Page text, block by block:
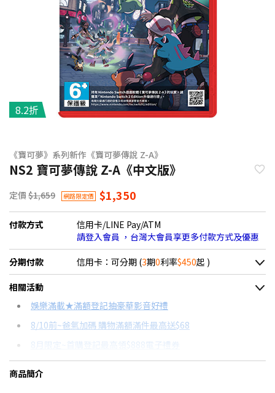
8.2折
《寶可夢》系列新作《寶可夢傳說 Z-A》
NS2 寶可夢傳說 Z-A《中文版》
定價 $1,659 網路限定價 $1,350
付款方式
信用卡/LINE Pay/ATM
請登入會員 ，台灣大會員享更多付款方式及優惠
分期付款 信用卡：可分期 (3期0利率$450起 )
＊實際可分期數、適用利率，請以購物車顯示為主
信用卡分期
分期數 每期金額 配合銀行/業者
相關活動
娛樂滿載★滿額登記抽豪華影音好禮
8/10前~爸氣加碼 購物滿額滿件最高送$68
8月限定~首購登記最高領$888電子禮券
台灣大哥大Open Possible聯名卡滿額最高回饋25%
商品簡介